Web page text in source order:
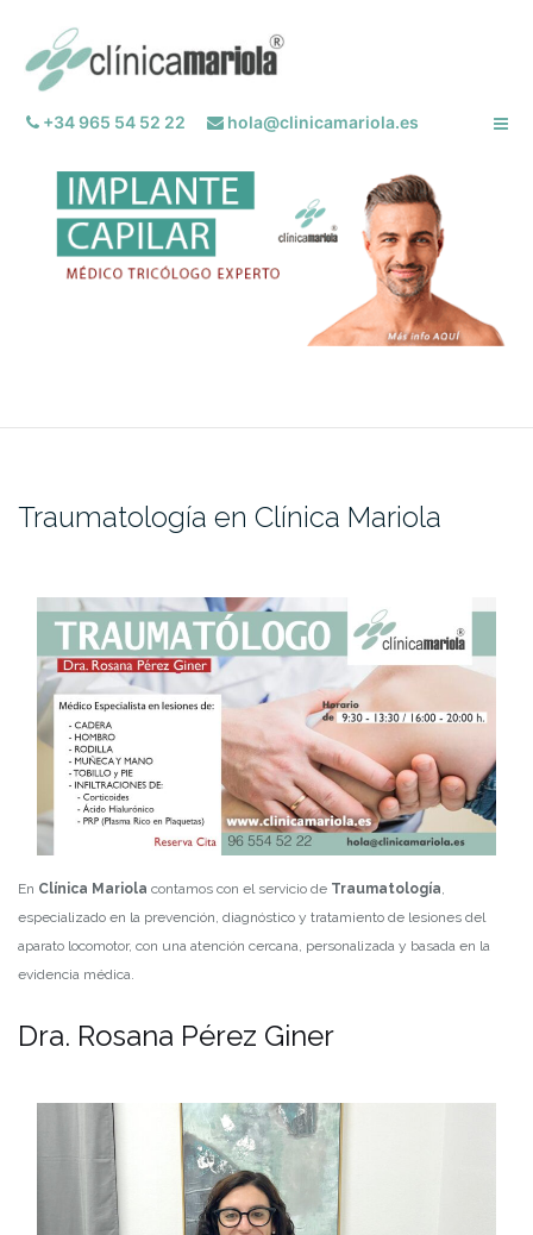
contenido
+34 965 54 52 22 hola@clinicamariola.es
Traumatología en Clínica Mariola
En Clínica Mariola contamos con el servicio de Traumatología
especializado en la prevención, diagnóstico y tratamiento de lesiones del
aparato locomotor, con una atención cercana, personalizada y basada en la
evidencia médica.
Dra. Rosana Pérez Giner